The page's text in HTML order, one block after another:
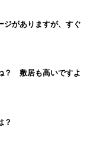
ジがありますが、すぐ
？ 敷居も高いですよ
？